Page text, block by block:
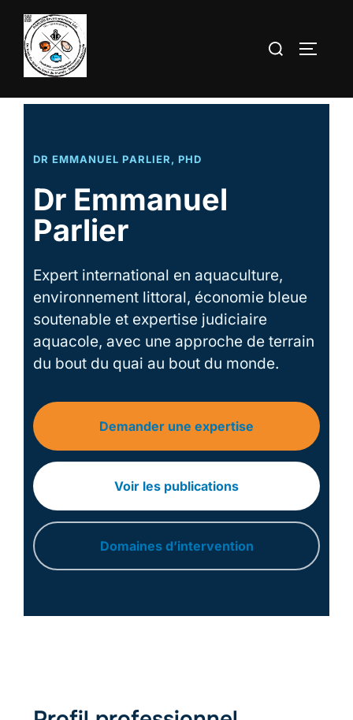
Aller
contenu
Rechercher :
DR EMMANUEL PARLIER, PHD
Dr Emmanuel
Parlier
Expert international en aquaculture,
environnement littoral, économie bleue
soutenable et expertise judiciaire
aquacole, avec une approche de terrain
du bout du quai au bout du monde.
Demander une expertise
Voir les publications
Domaines d’intervention